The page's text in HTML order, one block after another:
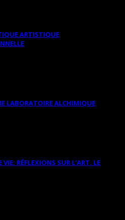
ARTISTIQUE
LABORATOIRE ALCHIMIQUE
RÉFLEXIONS SUR L’ART, LE